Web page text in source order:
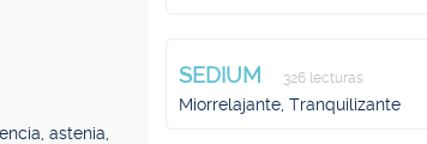
astenia,
SEDIUM 326 lecturas
Miorrelajante, Tranquilizante